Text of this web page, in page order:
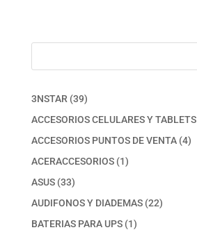
3NSTAR 3939
productos
ACCESORIOS CELULARES Y TABLETS
ACCESORIOS PUNTOS DE VENTA 44
ACERACCESORIOS 11
ASUS 3333
productos
AUDIFONOS Y DIADEMAS 2222
BATERIAS PARA UPS 11